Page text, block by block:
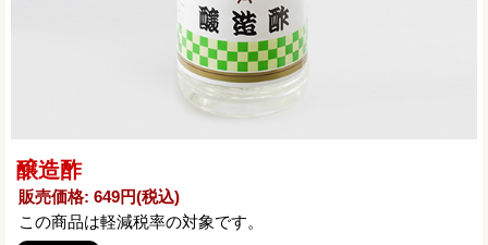
醸造酢
販売価格: 649円(税込)
この商品は軽減税率の対象です。